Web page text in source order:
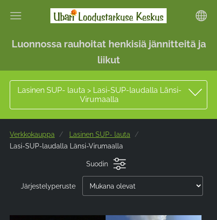
Luonnossa rauhoitat henkisiä jännitteitä ja
liikut
Lasinen SUP- lauta > Lasi-SUP-laudalla Länsi-
Virumaalla
Verkkokauppa
Lasinen SUP- lauta
Lasi-SUP-laudalla Länsi-Virumaalla
Suodin
Järjestelyperuste